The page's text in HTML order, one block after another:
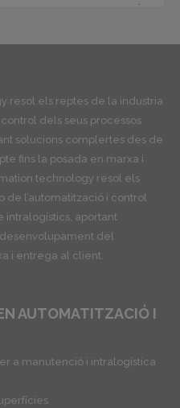
resol els reptes de la industria
dels seus processos
solucions complertes des de
fins la posada en marxa i
technology resol els
l’automatització i control
intralogístics, aportant
del
i entrega al client.
AUTOMATITZACIÓ I
a manutenció i intralogística